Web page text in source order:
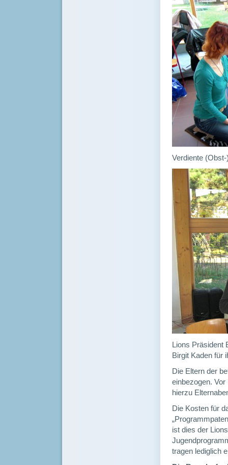
Verdiente
Lions Präsident
Birgit Kaden für
Die Eltern der
einbezogen.
hierzu
Die Kosten für
ist dies der
tragen lediglich